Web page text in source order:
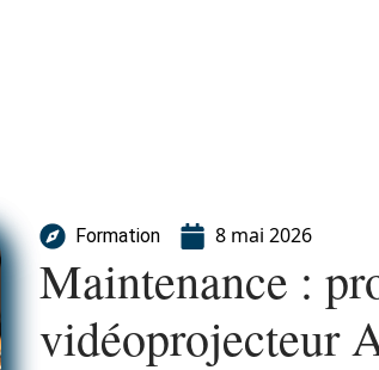
Formation 8 mai 2026
Maintenance :
vidéoprojecteur